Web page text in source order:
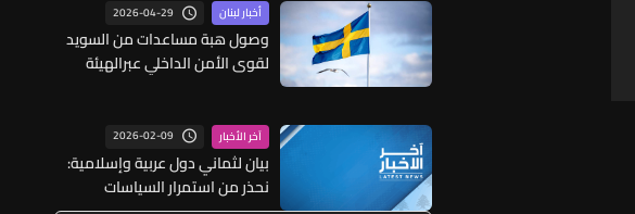
أخبار لبنان 2026-04-29
وصول هبة مساعدات من السويد
لقوى الأمن الداخلي عبرالهيئة
آخر الأخبار 2026-02-09
بيان لثماني دول عربية وإسلامية:
نحذر من استمرار السياسات